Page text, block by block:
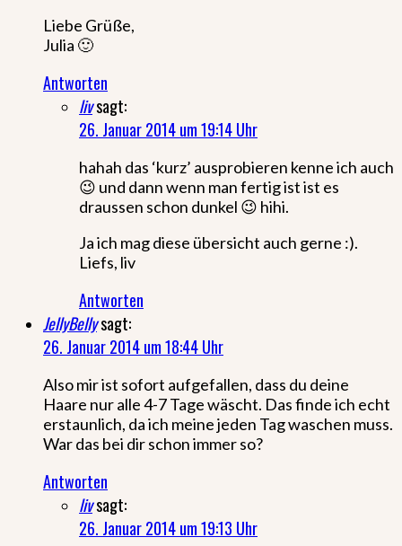
Liebe Grüße,
Julia 🙂
Antworten
livsagt:
26. Januar 2014 um 19:14 Uhr
hahah das ‘kurz’ ausprobieren kenne ich auch
😉 und dann wenn man fertig ist ist es
draussen schon dunkel 😉 hihi.
Ja ich mag diese übersicht auch gerne :).
Liefs, liv
Antworten
JellyBellysagt:
26. Januar 2014 um 18:44 Uhr
Also mir ist sofort aufgefallen, dass du deine
Haare nur alle 4-7 Tage wäscht. Das finde ich echt
erstaunlich, da ich meine jeden Tag waschen muss.
War das bei dir schon immer so?
Antworten
livsagt:
26. Januar 2014 um 19:13 Uhr